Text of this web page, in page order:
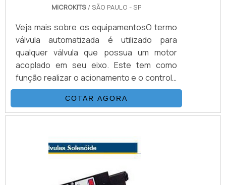
MICROKITS/ SÃO PAULO - SP
Veja mais sobre os equipamentosO termo
válvula automatizada é utilizado para
qualquer válvula que possua um motor
acoplado em seu eixo. Este tem como
função realizar o acionamento e o controle
de fluído a distância. Este motor também é
conhecido como atuador, e pode ser
encontrado em modelos diferentes, como:
pneumáticos.Benefício da válvula
automatizadaÉ bastante evidente o
colocamos em questão a distância entre os
COTAR AGORA